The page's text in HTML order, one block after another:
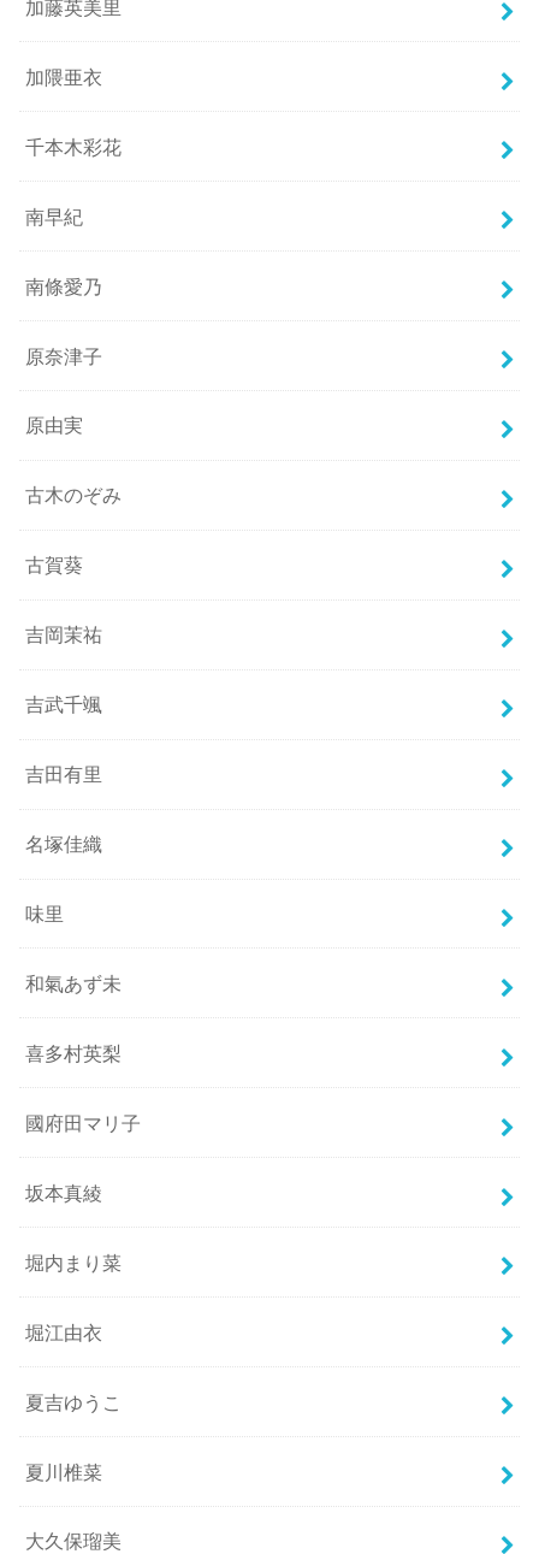
加藤英美里
加隈亜衣
千本木彩花
南早紀
南條愛乃
原奈津子
原由実
古木のぞみ
古賀葵
吉岡茉祐
吉武千颯
吉田有里
名塚佳織
味里
和氣あず未
喜多村英梨
國府田マリ子
坂本真綾
堀内まり菜
堀江由衣
夏吉ゆうこ
夏川椎菜
大久保瑠美